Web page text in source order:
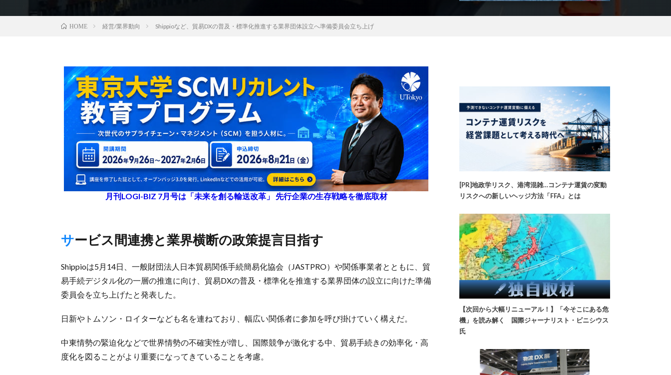
HOME 経営/業界動向 Shippioなど、貿易DXの普及・標準化推進する業界団体設立へ準備委員会立ち上げ
月刊LOGI-BIZ 7月号は「未来を創る輸送改革」 先行企業の生存戦略を徹底取材
サービス間連携と業界横断の政策提言目指す
Shippioは5月14日、一般財団法人日本貿易関係手続簡易化協会（JASTPRO）や関係事業者とともに、貿
易手続デジタル化の一層の推進に向け、貿易DXの普及・標準化を推進する業界団体の設立に向けた準備
委員会を立ち上げたと発表した。
日新やトムソン・ロイターなども名を連ねており、幅広い関係者に参加を呼び掛けていく構えだ。
中東情勢の緊迫化などで世界情勢の不確実性が増し、国際競争が激化する中、貿易手続きの効率化・高
度化を図ることがより重要になってきていることを考慮。
[PR]地政学リスク、港湾混雑…コンテナ運賃の変動
リスクへの新しいヘッジ方法「FFA」とは
【次回から大幅リニューアル！】「今そこにある危
機」を読み解く 国際ジャーナリスト・ビニシウス
氏